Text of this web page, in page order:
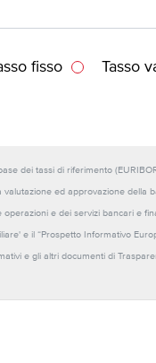
fisso Tasso
dei tassi di riferimento
ed approvazione della
e dei servizi bancari e
e il “Prospetto Informativo
e gli altri documenti di